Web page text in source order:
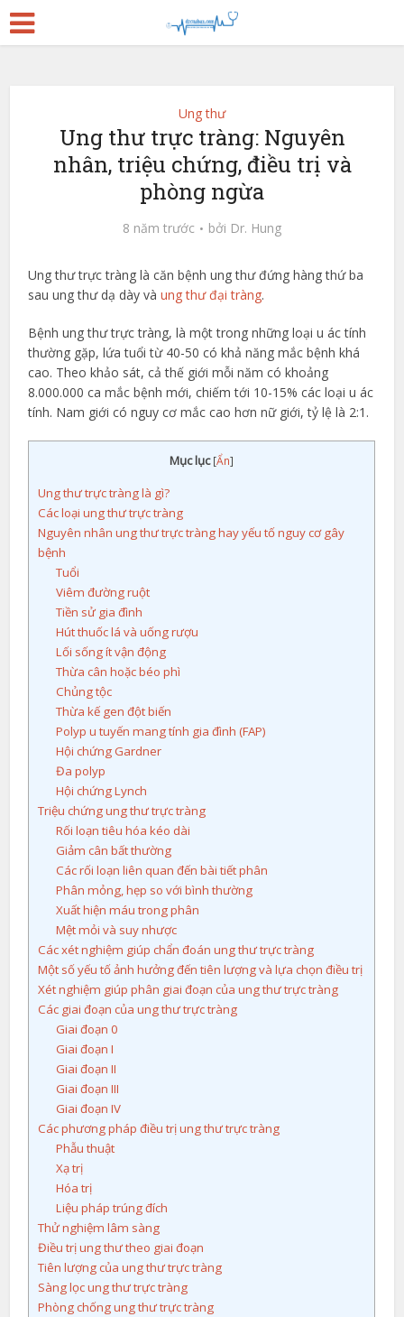
Ung thư
Ung thư trực tràng: Nguyên
nhân, triệu chứng, điều trị và
phòng ngừa
8 năm trước bởi Dr. Hung
Ung thư trực tràng là căn bệnh ung thư đứng hàng thứ ba
sau ung thư dạ dày vàung thư đại tràng.
Bệnh ung thư trực tràng, là một trong những loại u ác tính
thường gặp, lứa tuổi từ 40-50 có khả năng mắc bệnh khá
cao. Theo khảo sát, cả thế giới mỗi năm có khoảng
8.000.000 ca mắc bệnh mới, chiếm tới 10-15% các loại u ác
tính. Nam giới có nguy cơ mắc cao hơn nữ giới, tỷ lệ là 2:1.
Mục lục [Ẩn]
Ung thư trực tràng là gì?
Các loại ung thư trực tràng
Nguyên nhân ung thư trực tràng hay yếu tố nguy cơ gây
bệnh
Tuổi
Viêm đường ruột
Tiền sử gia đình
Hút thuốc lá và uống rượu
Lối sống ít vận động
Thừa cân hoặc béo phì
Chủng tộc
Thừa kế gen đột biến
Polyp u tuyến mang tính gia đình (FAP)
Hội chứng Gardner
Đa polyp
Hội chứng Lynch
Triệu chứng ung thư trực tràng
Rối loạn tiêu hóa kéo dài
Giảm cân bất thường
Các rối loạn liên quan đến bài tiết phân
Phân mỏng, hẹp so với bình thường
Xuất hiện máu trong phân
Mệt mỏi và suy nhược
Các xét nghiệm giúp chẩn đoán ung thư trực tràng
Một số yếu tố ảnh hưởng đến tiên lượng và lựa chọn điều trị
Xét nghiệm giúp phân giai đoạn của ung thư trực tràng
Các giai đoạn của ung thư trực tràng
Giai đoạn 0
Giai đoạn I
Giai đoạn II
Giai đoạn III
Giai đoạn IV
Các phương pháp điều trị ung thư trực tràng
Phẫu thuật
Xạ trị
Hóa trị
Liệu pháp trúng đích
Thử nghiệm lâm sàng
Điều trị ung thư theo giai đoạn
Tiên lượng của ung thư trực tràng
Sàng lọc ung thư trực tràng
Phòng chống ung thư trực tràng